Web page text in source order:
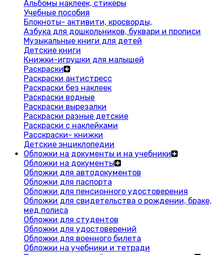
Альбомы наклеек, стикеры
Учебные пособия
Блокноты- активити, кросворды,
Азбука для дошкольников, буквари и прописи
Музыкальные книги для детей
Детские книги
Книжки-игрушки для малышей
Раскраски
Раскраски антистресс
Раскраски без наклеек
Раскраски водные
Раскраски вырезалки
Раскраски разные детские
Раскраски с наклейками
Расскраски- книжки
Детские энциклопедии
Обложки на документы и на учебники
Обложки на документы
Обложки для автодокументов
Обложки для паспорта
Обложки для пенсионного удостоверения
Обложки для свидетельства о рождении, браке,
мед.полиса
Обложки для студентов
Обложки для удостоверений
Обложки для военного билета
Обложки на учебники и тетради